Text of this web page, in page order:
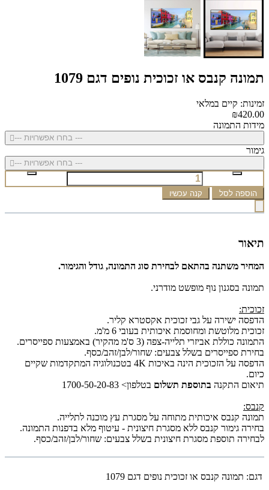
תמונה קנבס או זכוכית נופים דגם 1079
זמינות: קיים במלאי
₪420.00
מידות התמונה
--- בחרו אפשרויות ---
גימור
--- בחרו אפשרויות ---
הוספה לסל קנה עכשיו
תיאור
המחיר משתנה בהתאם לבחירת סוג התמונה, גודל והגימור.
תמונה בסגנון נוף מופשט מודרני.
זכוכית:
הדפסה ישירה על גבי זכוכית אקסטרא קליר.
זכוכית מלוטשת ומחוסמת איכותית בעובי 6 מ'מ.
התמונה כוללת אביזרי תלייה-צפה (3 ס'מ מהקיר) באמצעות ספייסרים.
בחירת ספייסרים בשלל צבעים: שחור/לבן/זהב/כסף.
הדפסה על הזכוכית הינה באיכות 4K בטכנולוגיה המתקדמות שקיים
כיום.
תיאום התקנה בתוספת תשלום בטלפון> 1700-50-20-83
קנבס:
תמונה קנבס איכותית מתוחה על מסגרת עץ מוכנה לתלייה.
בחירה גימור קנבס ללא מסגרת חיצונית - עיטוף מלא בדפנות התמונה.
לבחירה תוספת מסגרת חיצונית בשלל צבעים: שחור/לבן/זהב/כסף.
דגם: תמונה קנבס או זכוכית נופים דגם 1079